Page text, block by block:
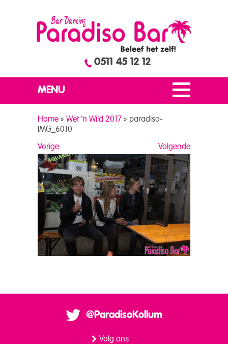
0511 45 12 12
MENU
Home » Wet ’n Wild 2017 » paradiso-
IMG_6010
Volgende
Vorige
@ParadisoKollum
Volg ons